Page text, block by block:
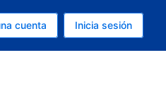
es Español
cuenta Inicia sesión